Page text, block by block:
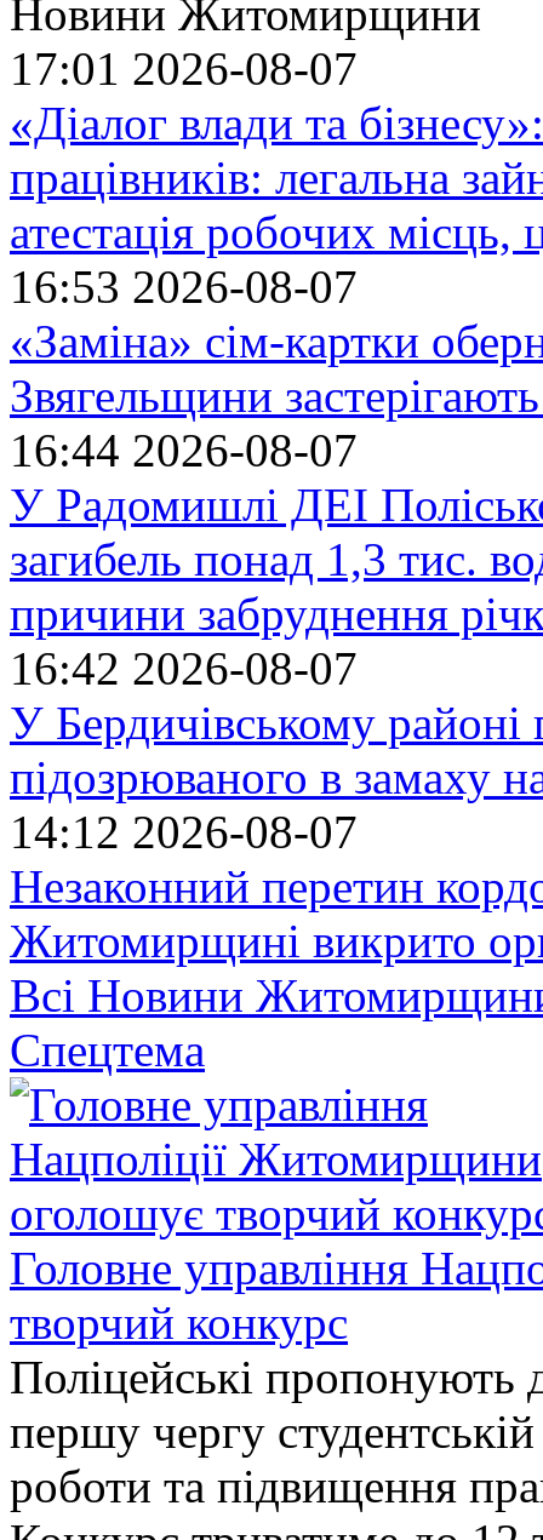
Новини Житомирщини
17:01 2026-08-07
«Діалог влади та
працівників: легальна
атестація робочих місць,
16:53 2026-08-07
«Заміна» сім-картки
Звягельщини
16:44 2026-08-07
У Радомишлі ДЕІ
загибель понад 1,3 тис.
причини забруднення
16:42 2026-08-07
У Бердичівському районі
підозрюваного в замаху
14:12 2026-08-07
Незаконний перетин
Житомирщині викрито
Всі Новини
Спецтема
Головне управління
творчий конкурс
Поліцейські пропонують
першу чергу
роботи та підвищення